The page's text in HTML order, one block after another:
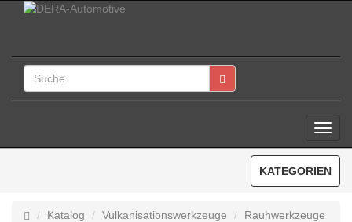
KATEGORIEN
Katalog Vulkanisationswerkzeuge
Rauhwerkzeuge